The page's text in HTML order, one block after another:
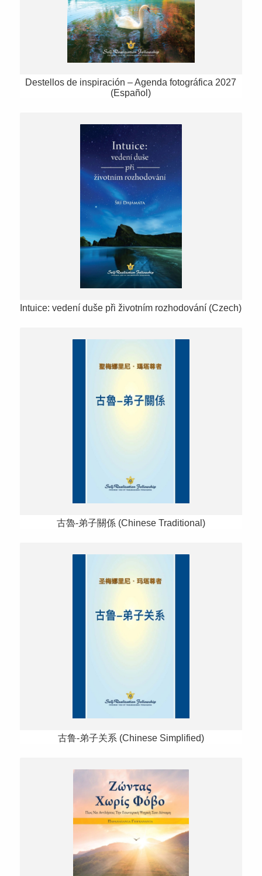
Destellos de inspiración – Agenda fotográfica 2027
(Español)
Intuice: vedení duše při životním rozhodování (Czech)
古魯-弟子關係 (Chinese Traditional)
古鲁-弟子关系 (Chinese Simplified)